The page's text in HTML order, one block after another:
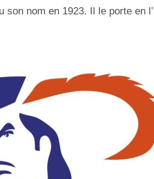
nom en 1923. Il le porte en